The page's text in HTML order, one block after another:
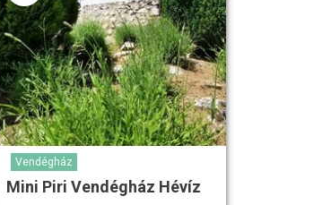
Vendégház
Mini Piri Vendégház Hévíz